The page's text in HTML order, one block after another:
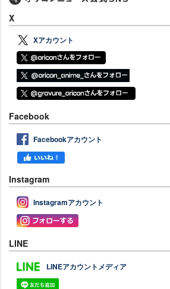
X
Xアカウント
Facebook
Facebookアカウント
Instagram
Instagramアカウント
LINE
LINEアカウントメディア